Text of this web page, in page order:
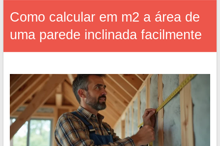
Como calcular em m2 a área de
uma parede inclinada facilmente